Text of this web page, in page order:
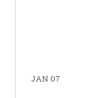
JAN 07